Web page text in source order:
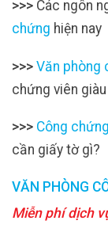
>>> Các ngôn
chứng hiện nay
>>> Văn phòng
chứng viên
>>> Công
cần giấy tờ gì?
VĂN PHÒNG
Miễn phí dịch